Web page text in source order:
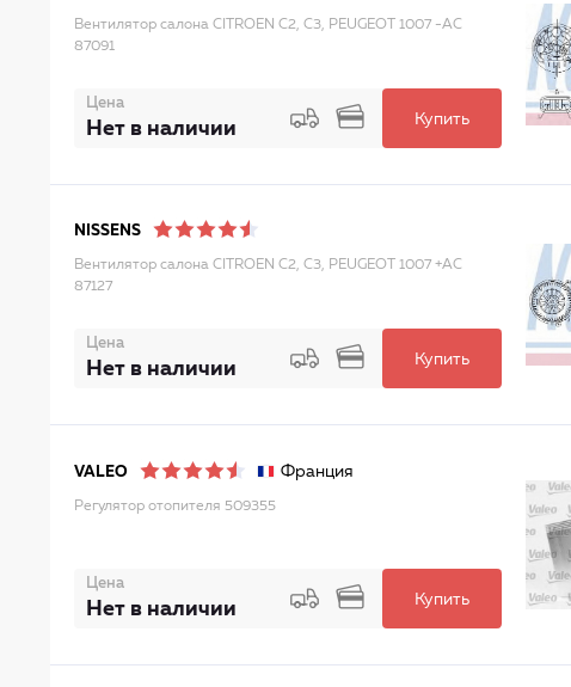
Вентилятор салона CITROEN C2, C3, PEUGEOT 1007 -AC
87091
Цена
Нет в наличии Купить
NISSENS
Вентилятор салона CITROEN C2, C3, PEUGEOT 1007 +AC
87127
Цена
Нет в наличии Купить
VALEO Франция
Регулятор отопителя 509355
Цена
Нет в наличии Купить